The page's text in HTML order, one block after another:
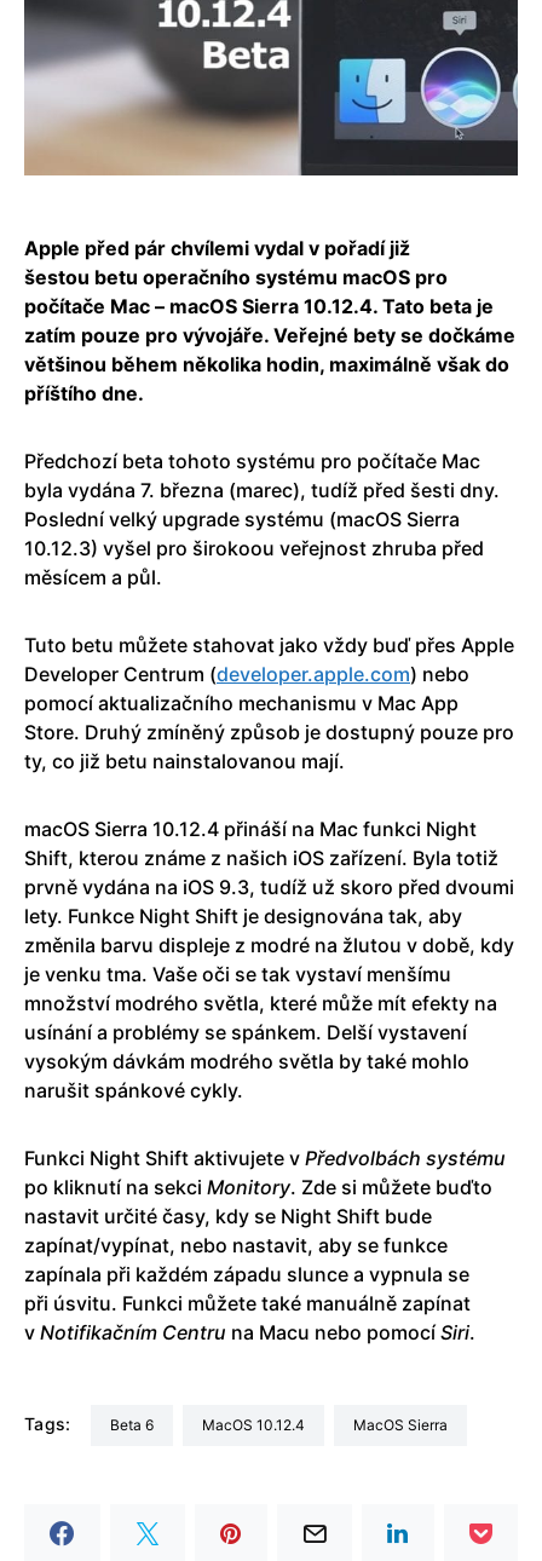
Apple před pár chvílemi vydal v pořadí již
šestou betu operačního systému macOS pro
počítače Mac – macOS Sierra 10.12.4. Tato beta je
zatím pouze pro vývojáře. Veřejné bety se dočkáme
většinou během několika hodin, maximálně však do
příštího dne.
Předchozí beta tohoto systému pro počítače Mac
byla vydána 7. března (marec), tudíž před šesti dny.
Poslední velký upgrade systému (macOS Sierra
10.12.3) vyšel pro širokoou veřejnost zhruba před
měsícem a půl.
Tuto betu můžete stahovat jako vždy buď přes Apple
Developer Centrum (developer.apple.com) nebo
pomocí aktualizačního mechanismu v Mac App
Store. Druhý zmíněný způsob je dostupný pouze pro
ty, co již betu nainstalovanou mají.
macOS Sierra 10.12.4 přináší na Mac funkci Night
Shift, kterou známe z našich iOS zařízení. Byla totiž
prvně vydána na iOS 9.3, tudíž už skoro před dvoumi
lety. Funkce Night Shift je designována tak, aby
změnila barvu displeje z modré na žlutou v době, kdy
je venku tma. Vaše oči se tak vystaví menšímu
množství modrého světla, které může mít efekty na
usínání a problémy se spánkem. Delší vystavení
vysokým dávkám modrého světla by také mohlo
narušit spánkové cykly.
Funkci Night Shift aktivujete v Předvolbách systému
po kliknutí na sekci Monitory. Zde si můžete buďto
nastavit určité časy, kdy se Night Shift bude
zapínat/vypínat, nebo nastavit, aby se funkce
zapínala při každém západu slunce a vypnula se
při úsvitu. Funkci můžete také manuálně zapínat
v Notifikačním Centru na Macu nebo pomocíSiri.
Tags: beta 6 macOS 10.12.4 macOS Sierra